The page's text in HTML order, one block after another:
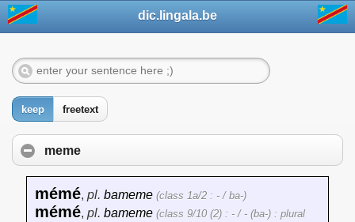
dic.lingala.be
keep freetext
meme
mémé, pl. bameme (class 1a/2 : - / ba-)
mémé, pl. bameme (class 9/10 (2) : - / - (ba-) : plural